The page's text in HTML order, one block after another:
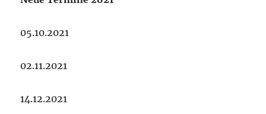
05.10.2021
02.11.2021
14.12.2021